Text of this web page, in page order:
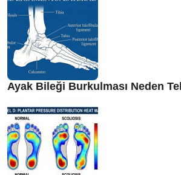
Ayak Bileği Burkulması Neden